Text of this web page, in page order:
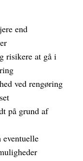
end
risikere at gå i
ved rengøring
på grund af